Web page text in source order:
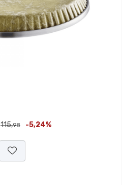
115,98 -5,24%